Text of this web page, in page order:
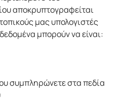
αποκρυπτογραφείται
μας υπολογιστές
μπορούν να είναι:
συμπληρώνετε στα πεδία